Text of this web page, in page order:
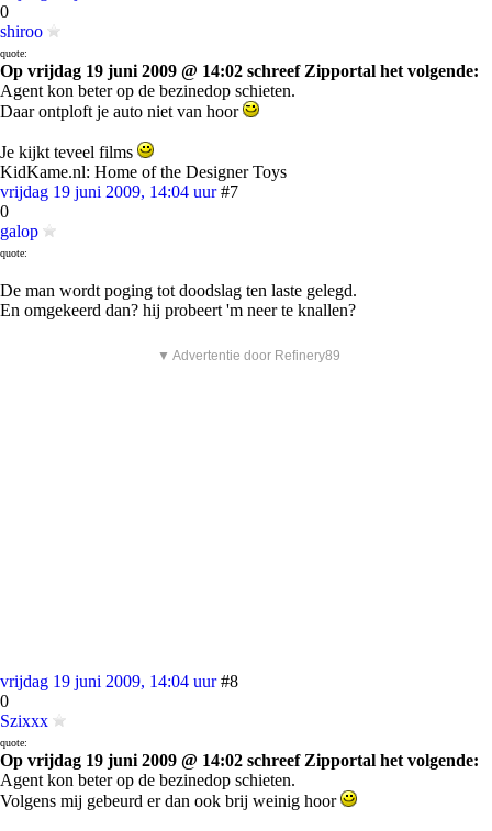
0
shiroo
quote:
Op vrijdag 19 juni 2009 @ 14:02 schreef Zipportal het volgende:
Agent kon beter op de bezinedop schieten.
Daar ontploft je auto niet van hoor
Je kijkt teveel films
KidKame.nl: Home of the Designer Toys
vrijdag 19 juni 2009, 14:04 uur #7
0
galop
quote:
De man wordt poging tot doodslag ten laste gelegd.
En omgekeerd dan? hij probeert 'm neer te knallen?
▼ Advertentie door Refinery89
vrijdag 19 juni 2009, 14:04 uur #8
0
Szixxx
quote:
Op vrijdag 19 juni 2009 @ 14:02 schreef Zipportal het volgende:
Agent kon beter op de bezinedop schieten.
Volgens mij gebeurd er dan ook brij weinig hoor